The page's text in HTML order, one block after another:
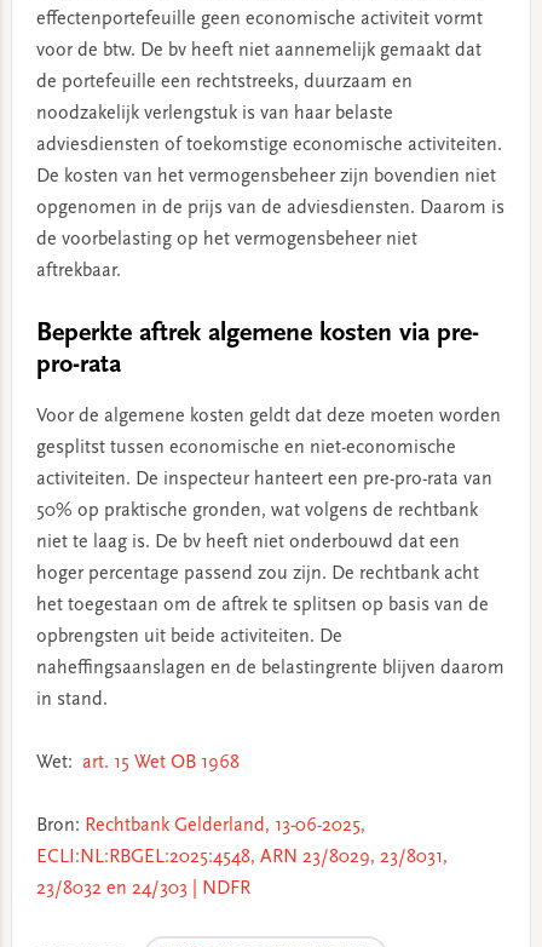
effectenportefeuille geen economische activiteit vormt
voor de btw. De bv heeft niet aannemelijk gemaakt dat
de portefeuille een rechtstreeks, duurzaam en
noodzakelijk verlengstuk is van haar belaste
adviesdiensten of toekomstige economische activiteiten.
De kosten van het vermogensbeheer zijn bovendien niet
opgenomen in de prijs van de adviesdiensten. Daarom is
de voorbelasting op het vermogensbeheer niet
aftrekbaar.
Beperkte aftrek algemene kosten via pre-
pro-rata
Voor de algemene kosten geldt dat deze moeten worden
gesplitst tussen economische en niet-economische
activiteiten. De inspecteur hanteert een pre-pro-rata van
50% op praktische gronden, wat volgens de rechtbank
niet te laag is. De bv heeft niet onderbouwd dat een
hoger percentage passend zou zijn. De rechtbank acht
het toegestaan om de aftrek te splitsen op basis van de
opbrengsten uit beide activiteiten. De
naheffingsaanslagen en de belastingrente blijven daarom
in stand.
Wet: art. 15 Wet OB 1968
Bron: Rechtbank Gelderland, 13-06-2025,
ECLI:NL:RBGEL:2025:4548, ARN 23/8029, 23/8031,
23/8032 en 24/303 | NDFR